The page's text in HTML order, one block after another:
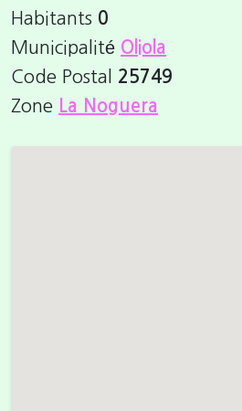
Habitants 0
Municipalité Oliola
Code Postal 25749
Zone La Noguera